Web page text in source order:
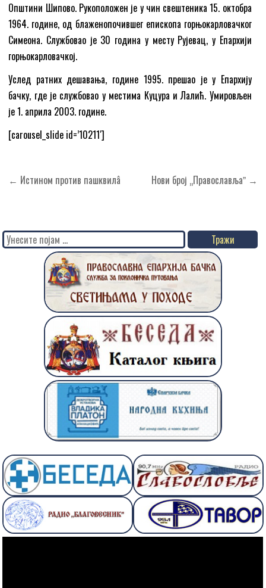
Општини Шипово. Рукоположен је у чин свештеника 15. октобра
1964. године, од блаженопочившег епископа горњокарловачког
Симеона. Службовао је 30 година у месту Рујевац, у Епархији
горњокарловачкој.
Услед ратних дешавања, године 1995. прешао је у Епархију
бачку, где је службовао у местима Куцура и Лалић. Умировљен
је 1. априла 2003. године.
[carousel_slide id=’10211′]
Кретање
← Истином против пашквилâ Нови број „Православљаˮ →
Search
for: